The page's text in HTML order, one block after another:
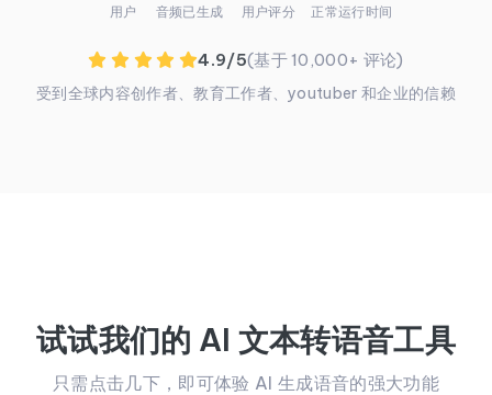
用户 音频已生成 用户评分 正常运行时间
4.9/5(基于 10,000+ 评论)
受到全球内容创作者、教育工作者、youtuber 和企业的信赖
试试我们的 AI 文本转语音工具
只需点击几下，即可体验 AI 生成语音的强大功能